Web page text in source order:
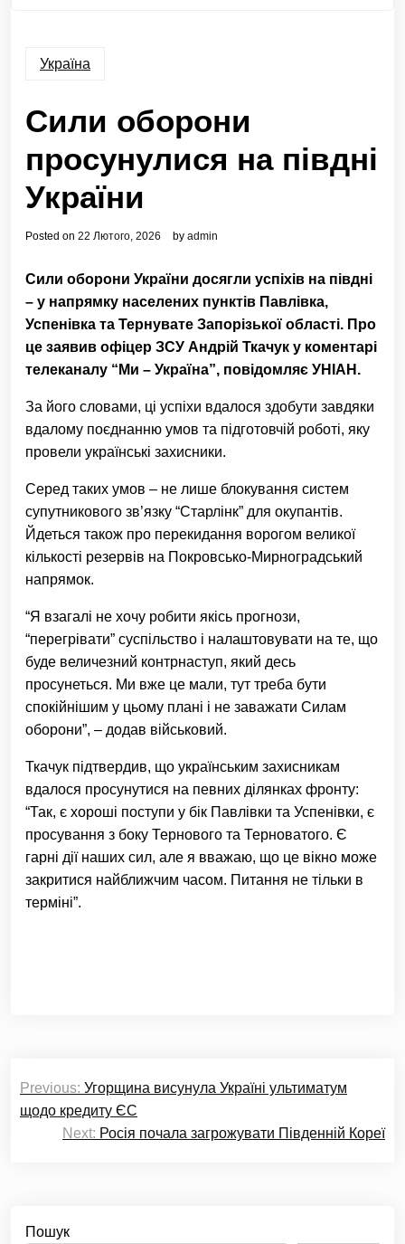
Україна
Сили оборони
просунулися на півдні
України
Posted on 22 Лютого, 2026 by admin
Сили оборони України досягли успіхів на півдні
– у напрямку населених пунктів Павлівка,
Успенівка та Тернувате Запорізької області. Про
це заявив офіцер ЗСУ Андрій Ткачук у коментарі
телеканалу “Ми – Україна”, повідомляє УНІАН.
За його словами, ці успіхи вдалося здобути завдяки
вдалому поєднанню умов та підготовчій роботі, яку
провели українські захисники.
Серед таких умов – не лише блокування систем
супутникового зв’язку “Старлінк” для окупантів.
Йдеться також про перекидання ворогом великої
кількості резервів на Покровсько-Мирноградський
напрямок.
“Я взагалі не хочу робити якісь прогнози,
“перегрівати” суспільство і налаштовувати на те, що
буде величезний контрнаступ, який десь
просунеться. Ми вже це мали, тут треба бути
спокійнішим у цьому плані і не заважати Силам
оборони”, – додав військовий.
Ткачук підтвердив, що українським захисникам
вдалося просунутися на певних ділянках фронту:
“Так, є хороші поступи у бік Павлівки та Успенівки, є
просування з боку Тернового та Терноватого. Є
гарні дії наших сил, але я вважаю, що це вікно може
закритися найближчим часом. Питання не тільки в
терміні”.
записів
Previous: Угорщина висунула Україні ультиматум
щодо кредиту ЄС
Next: Росія почала загрожувати Південній Кореї
Пошук